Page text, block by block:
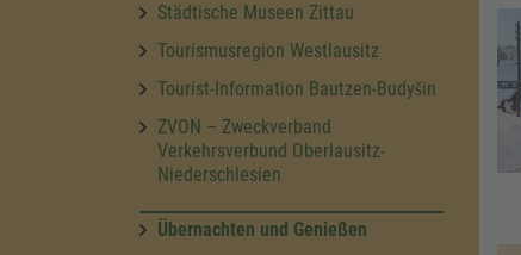
Städtische Museen Zittau
Tourismusregion Westlausitz
Tourist-Information Bautzen-Budyšin
ZVON – Zweckverband
Verkehrsverbund Oberlausitz-
Niederschlesien
Übernachten und Genießen